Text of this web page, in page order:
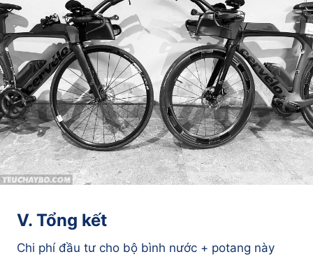
V. Tổng kết
Chi phí đầu tư cho bộ bình nước + potang này